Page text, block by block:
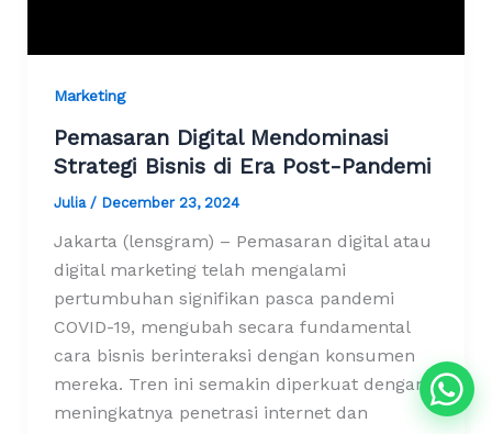
Marketing
Pemasaran Digital Mendominasi
Strategi Bisnis di Era Post-Pandemi
Julia / December 23, 2024
Jakarta (lensgram) – Pemasaran digital atau
digital marketing telah mengalami
pertumbuhan signifikan pasca pandemi
COVID-19, mengubah secara fundamental
cara bisnis berinteraksi dengan konsumen
mereka. Tren ini semakin diperkuat dengan
meningkatnya penetrasi internet dan